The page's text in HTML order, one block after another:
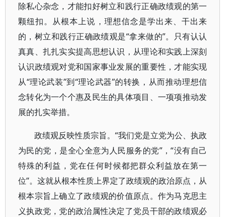
除私心杂念，才能扣好树立和践行正确政绩观的第一
颗纽扣。从根本上说，理想信念是学出来、干出来
的，树立和践行正确政绩观是“拿来做的”。只有认认
真真、扎扎实实提高思想认识，从理论和实践上深刻
认识政绩观对党和国家事业发展的重要性，才能实现
从“理论武装”到“理论武器”的转换，从而推动理想信
念转化为一个个惠及民生的具体项目、一项项推动发
展的扎实举措。
政绩观反映性质宗旨。“我们党是立党为公、执政
为民的党，是全心全意为人民服务的党”，“没有自己
特殊的利益，党在任何时候都把群众利益放在第一
位”。这就从根本性质上界定了政绩观的政治原点，从
根本宗旨上确立了政绩观的价值原点。作为马克思主
义执政党，党的政治属性决定了党员干部的政绩观必